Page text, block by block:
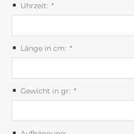
Uhrzeit: *
Länge in cm: *
Gewicht in gr: *